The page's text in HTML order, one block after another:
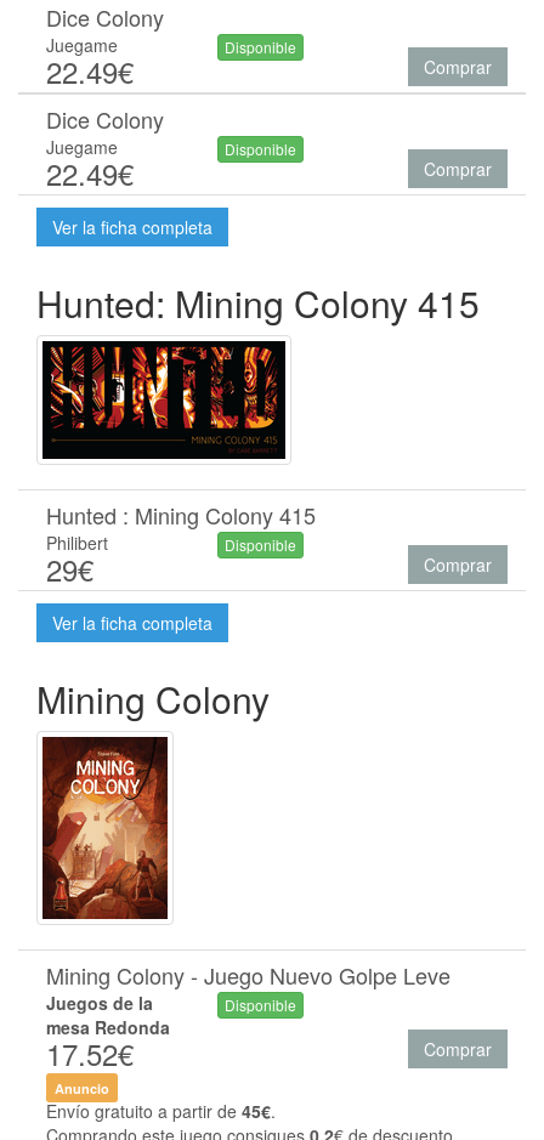
Dice Colony
Juegame
22.49€
Disponible
Comprar
Dice Colony
Juegame
22.49€
Disponible
Comprar
Ver la ficha completa
Hunted: Mining Colony 415
Hunted : Mining Colony 415
Philibert
29€
Disponible
Comprar
Ver la ficha completa
Mining Colony
Mining Colony - Juego Nuevo Golpe Leve
Juegos de la
mesa Redonda
17.52€
Disponible
Comprar
Anuncio
Envío gratuito a partir de 45€.
Comprando este juego consigues 0.2€ de descuento.